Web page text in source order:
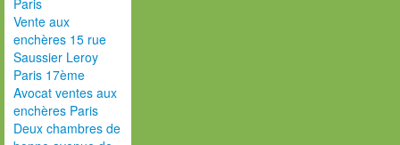
Paris
Vente aux
enchères 15 rue
Saussier Leroy
Paris 17ème
Avocat ventes aux
enchères Paris
Deux chambres de